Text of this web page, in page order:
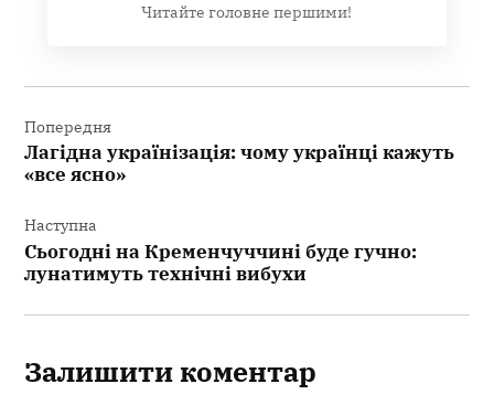
Читайте головне першими!
записів
Попередня
Лагідна українізація: чому українці кажуть
«все ясно»
Наступна
Сьогодні на Кременчуччині буде гучно:
лунатимуть технічні вибухи
Залишити коментар